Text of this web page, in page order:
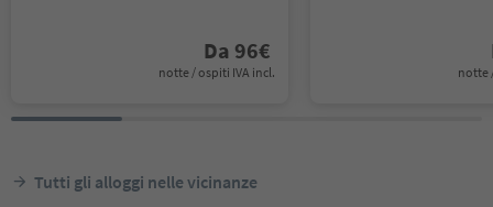
Da 96€
notte / ospiti IVA incl. notte
Tutti gli alloggi nelle vicinanze